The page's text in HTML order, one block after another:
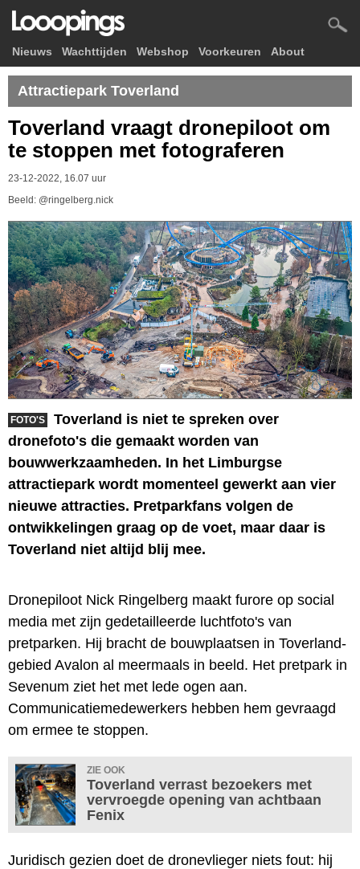
Nieuws Wachttijden Webshop Voorkeuren About
Attractiepark Toverland
Toverland vraagt dronepiloot om
te stoppen met fotograferen
23-12-2022, 16.07 uur
Beeld: @ringelberg.nick
FOTO'S
Toverland is niet te spreken over
dronefoto's die gemaakt worden van
bouwwerkzaamheden. In het Limburgse
attractiepark wordt momenteel gewerkt aan vier
nieuwe attracties. Pretparkfans volgen de
ontwikkelingen graag op de voet, maar daar is
Toverland niet altijd blij mee.
Dronepiloot Nick Ringelberg maakt furore op social
media met zijn gedetailleerde luchtfoto's van
pretparken. Hij bracht de bouwplaatsen in Toverland-
gebied Avalon al meermaals in beeld. Het pretpark in
Sevenum ziet het met lede ogen aan.
Communicatiemedewerkers hebben hem gevraagd
om ermee te stoppen.
ZIE OOK
Toverland verrast bezoekers met
vervroegde opening van achtbaan
Fenix
Juridisch gezien doet de dronevlieger niets fout: hij